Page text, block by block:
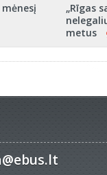
„Rīgas
metus